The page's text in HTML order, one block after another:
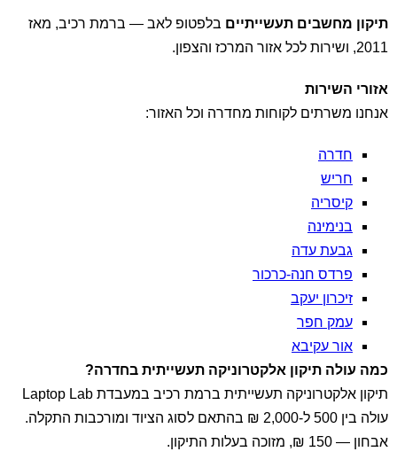
תיקון מחשבים תעשייתיים בלפטופ לאב — ברמת רכיב, מאז
2011, ושירות לכל אזור המרכז והצפון.
אזורי השירות
אנחנו משרתים לקוחות מחדרה וכל האזור:
חדרה
חריש
קיסריה
בנימינה
גבעת עדה
פרדס חנה-כרכור
זיכרון יעקב
עמק חפר
אור עקיבא
כמה עולה תיקון אלקטרוניקה תעשייתית בחדרה?
תיקון אלקטרוניקה תעשייתית ברמת רכיב במעבדת Laptop Lab
עולה בין 500 ל-2,000 ₪ בהתאם לסוג הציוד ומורכבות התקלה.
אבחון — 150 ₪, מזוכה בעלות התיקון.